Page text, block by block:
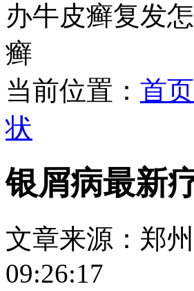
办牛皮癣复发
癣
当前位置： 首页
状
银屑病最新
文章来源：郑
09:26:17